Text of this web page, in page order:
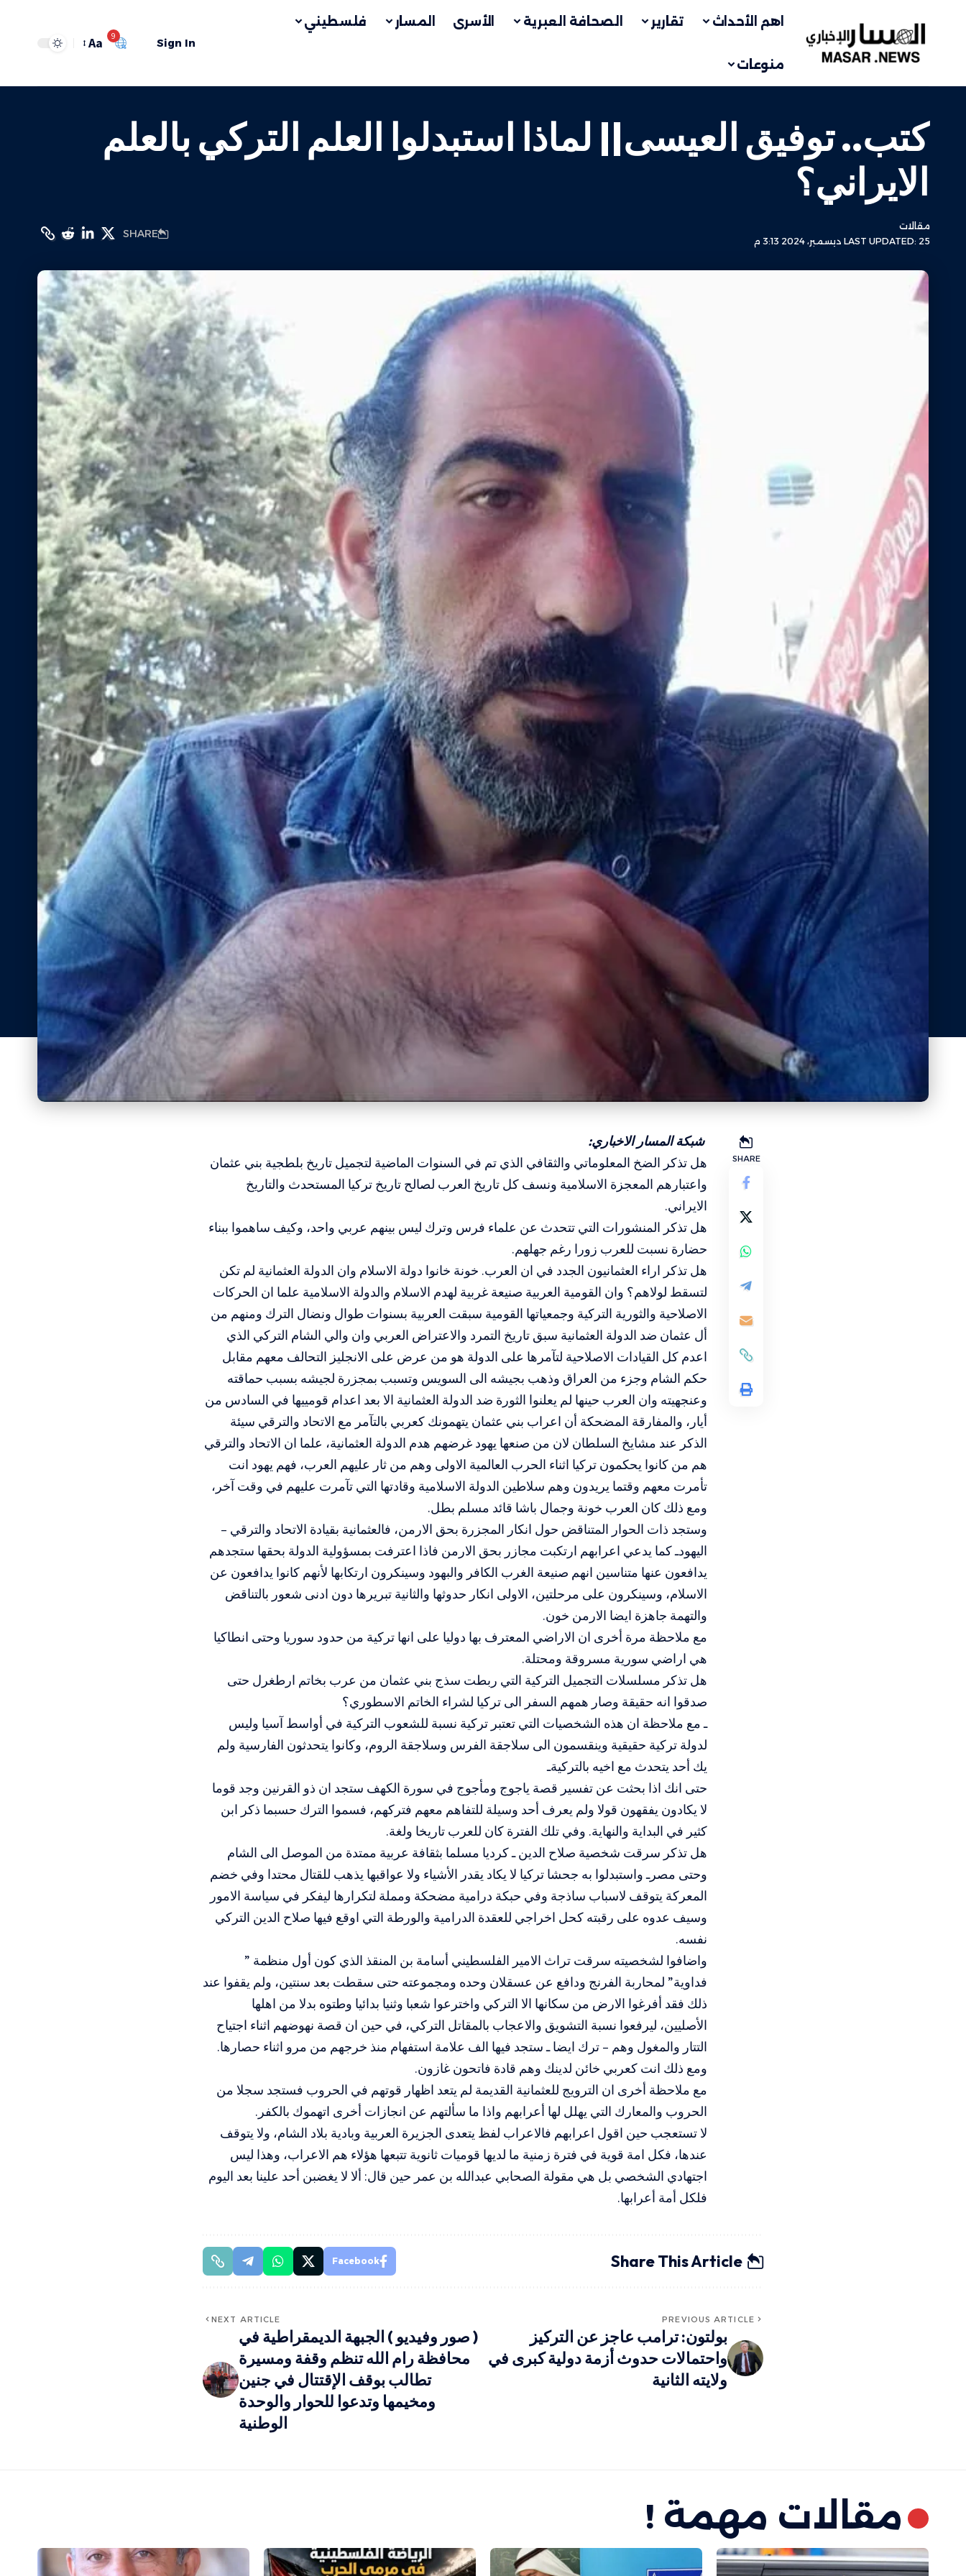
اهم الأحداث تقارير الصحافة العبرية الأسرى المسار فلسطيني
منوعات
Sign In
9
Aa
كتب.. توفيق العيسى|| لماذا استبدلوا العلم التركي بالعلم
الايراني؟
LAST UPDATED: 25 ديسمبر، 2024 3:13 م
مقالات
SHARE
SHARE
شبكة المسار الاخباري:
هل تذكر الضخ المعلوماتي والثقافي الذي تم في السنوات الماضية لتجميل تاريخ بلطجية بني عثمان
واعتبارهم المعجزة الاسلامية ونسف كل تاريخ العرب لصالح تاريخ تركيا المستحدث والتاريخ
الايراني.
هل تذكر المنشورات التي تتحدث عن علماء فرس وترك ليس بينهم عربي واحد، وكيف ساهموا ببناء
حضارة نسبت للعرب زورا رغم جهلهم.
هل تذكر اراء العثمانيون الجدد في ان العرب. خونة خانوا دولة الاسلام وان الدولة العثمانية لم تكن
لتسقط لولاهم؟ وان القومية العربية صنيعة غربية لهدم الاسلام والدولة الاسلامية علما ان الحركات
الاصلاحية والثورية التركية وجمعياتها القومية سبقت العربية بسنوات طوال ونضال الترك ومنهم من
أل عثمان ضد الدولة العثمانية سبق تاريخ التمرد والاعتراض العربي وان والي الشام التركي الذي
اعدم كل القيادات الاصلاحية لتآمرها على الدولة هو من عرض على الانجليز التحالف معهم مقابل
حكم الشام وجزء من العراق وذهب بجيشه الى السويس وتسبب بمجزرة لجيشه بسبب حماقته
وعنجهيته وان العرب حينها لم يعلنوا الثورة ضد الدولة العثمانية الا بعد اعدام قومييها في السادس من
أيار، والمفارقة المضحكة أن اعراب بني عثمان يتهمونك كعربي بالتآمر مع الاتحاد والترقي سيئة
الذكر عند مشايخ السلطان لان من صنعها يهود غرضهم هدم الدولة العثمانية، علما ان الاتحاد والترقي
هم من كانوا يحكمون تركيا اثناء الحرب العالمية الاولى وهم من ثار عليهم العرب، فهم يهود انت
تأمرت معهم وقتما يريدون وهم سلاطين الدولة الاسلامية وقادتها التي تآمرت عليهم في وقت آخر،
ومع ذلك كان العرب خونة وجمال باشا قائد مسلم بطل.
وستجد ذات الحوار المتناقض حول انكار المجزرة بحق الارمن، فالعثمانية بقيادة الاتحاد والترقي –
اليهودـ كما يدعي اعرابهم ارتكبت مجازر بحق الارمن فاذا اعترفت بمسؤولية الدولة بحقها ستجدهم
يدافعون عنها متناسين انهم صنيعة الغرب الكافر والبهود وسينكرون ارتكابها لأنهم كانوا يدافعون عن
الاسلام، وسينكرون على مرحلتين، الاولى انكار حدوثها والثانية تبريرها دون ادنى شعور بالتناقض
والتهمة جاهزة ايضا الارمن خون.
مع ملاحظة مرة أخرى ان الاراضي المعترف بها دوليا على انها تركية من حدود سوريا وحتى انطاكيا
هي اراضي سورية مسروقة ومحتلة.
هل تذكر مسلسلات التجميل التركية التي ربطت سذج بني عثمان من عرب بخاتم ارطغرل حتى
صدقوا انه حقيقة وصار همهم السفر الى تركيا لشراء الخاتم الاسطوري؟
ـ مع ملاحظة ان هذه الشخصيات التي تعتبر تركية نسبة للشعوب التركية في أواسط آسيا وليس
لدولة تركية حقيقية وينقسمون الى سلاجقة الفرس وسلاجقة الروم، وكانوا يتحدثون الفارسية ولم
يك أحد يتحدث مع اخيه بالتركيةـ
حتى انك اذا بحثت عن تفسير قصة ياجوج ومأجوج في سورة الكهف ستجد ان ذو القرنين وجد قوما
لا يكادون يفقهون قولا ولم يعرف أحد وسيلة للتفاهم معهم فتركهم، فسموا الترك حسبما ذكر ابن
كثير في البداية والنهاية. وفي تلك الفترة كان للعرب تاريخا ولغة.
هل تذكر سرقت شخصية صلاح الدين ـ كرديا مسلما بثقافة عربية ممتدة من الموصل الى الشام
وحتى مصرـ واستبدلوا به جحشا تركيا لا يكاد يقدر الأشياء ولا عواقبها يذهب للقتال محتدا وفي خضم
المعركة يتوقف لاسباب ساذجة وفي حبكة درامية مضحكة ومملة لتكرارها ليفكر في سياسة الامور
وسيف عدوه على رقبته كحل اخراجي للعقدة الدرامية والورطة التي اوقع فيها صلاح الدين التركي
نفسه.
واضافوا لشخصيته سرقت تراث الامير الفلسطيني أسامة بن المنقذ الذي كون أول منظمة ”
فداوية” لمحاربة الفرنج ودافع عن عسقلان وحده ومجموعته حتى سقطت بعد سنتين، ولم يقفوا عند
ذلك فقد أفرغوا الارض من سكانها الا التركي واخترعوا شعبا وثنيا بدائيا وطتوه بدلا من اهلها
الأصليين، ليرفعوا نسبة التشويق والاعجاب بالمقاتل التركي، في حين ان قصة نهوضهم اثناء اجتياح
التتار والمغول وهم – ترك ايضا ـ ستجد فيها الف علامة استفهام منذ خرجهم من مرو اثناء حصارها.
ومع ذلك انت كعربي خائن لدينك وهم قادة فاتحون غازون.
مع ملاحظة أخرى ان الترويج للعثمانية القديمة لم يتعد اظهار قوتهم في الحروب فستجد سجلا من
الحروب والمعارك التي يهلل لها أعرابهم واذا ما سألتهم عن انجازات أخرى اتهموك بالكفر.
لا تستعجب حين اقول اعرابهم فالاعراب لفظ يتعدى الجزيرة العربية وبادية بلاد الشام، ولا يتوقف
عندها، فكل امة قوية في فترة زمنية ما لديها قوميات ثانوية تتبعها هؤلاء هم الاعراب، وهذا ليس
اجتهادي الشخصي بل هي مقولة الصحابي عبدالله بن عمر حين قال: ألا لا يغضبن أحد علينا بعد اليوم
فلكل أمة أعرابها.
Share This Article
Facebook
PREVIOUS ARTICLE
بولتون: ترامب عاجز عن التركيز
واحتمالات حدوث أزمة دولية كبرى في
ولايته الثانية
NEXT ARTICLE
( صور وفيديو ) الجبهة الديمقراطية في
محافظة رام الله تنظم وقفة ومسيرة
تطالب بوقف الإقتتال في جنين
ومخيمها وتدعوا للحوار والوحدة
الوطنية
مقالات مهمة !